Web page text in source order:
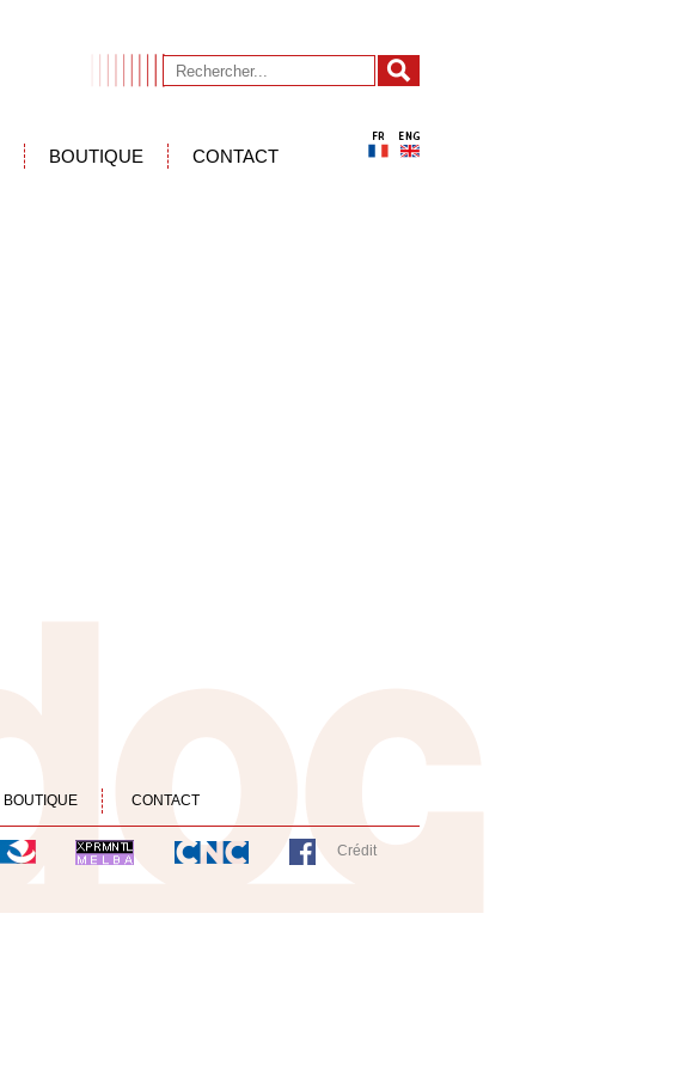
BOUTIQUE CONTACT
BOUTIQUE CONTACT
Crédit